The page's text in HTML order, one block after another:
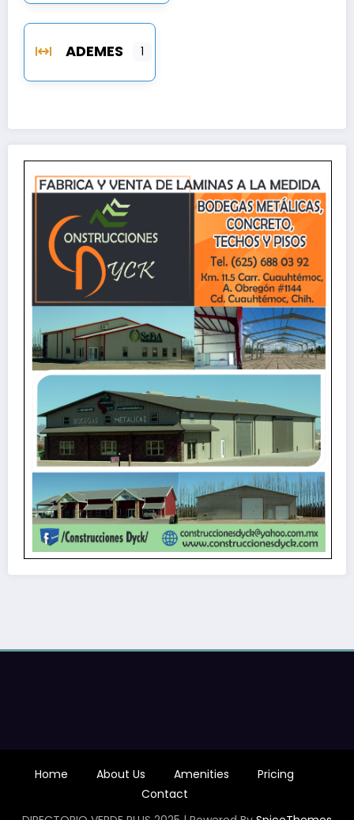
ADEMES 1
Home About Us Amenities
Pricing
Contact